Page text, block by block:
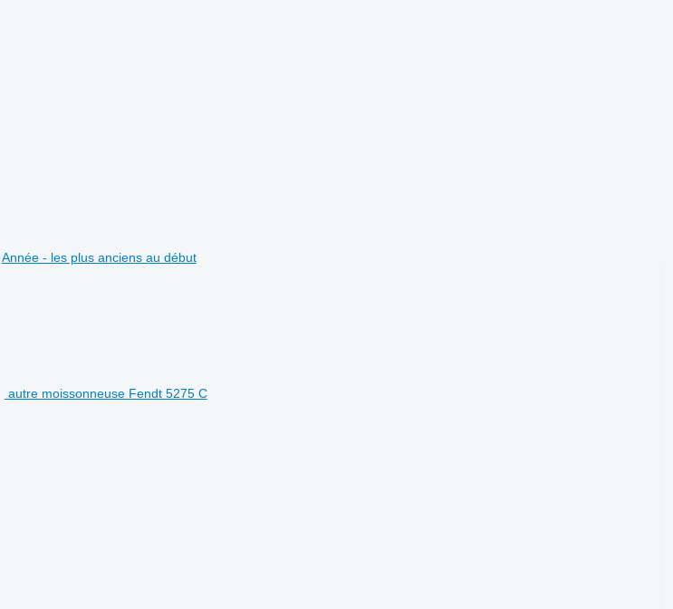
Année - les plus anciens au début
autre moissonneuse Fendt 5275 C